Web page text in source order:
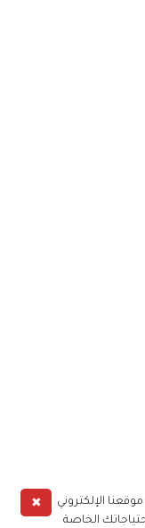
✖
الإلكتروني
الخاصة